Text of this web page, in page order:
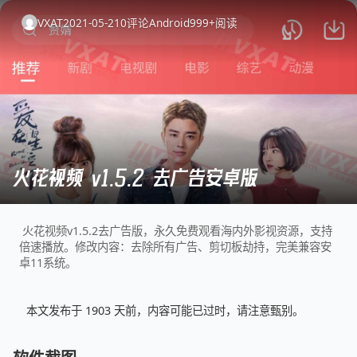
VXAT2021-05-210评论Android999+阅读
火花视频 v1.5.2 去广告安卓版
火花视频v1.5.2去广告版，永久免费观看海内外影视资源，支持
倍速播放。修改内容：去除所有广告、剪切板劫持，完美兼容安
卓11系统。
本文发布于 1903 天前，内容可能已过时，请注意甄别。